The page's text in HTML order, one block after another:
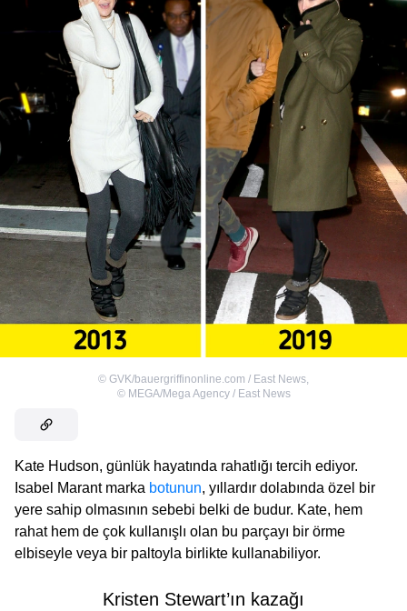
© GVK/bauergriffinonline.com / East News,
© MEGA/Mega Agency / East News
Kate Hudson, günlük hayatında rahatlığı tercih ediyor.
Isabel Marant marka botunun, yıllardır dolabında özel bir
yere sahip olmasının sebebi belki de budur. Kate, hem
rahat hem de çok kullanışlı olan bu parçayı bir örme
elbiseyle veya bir paltoyla birlikte kullanabiliyor.
Kristen Stewart’ın kazağı